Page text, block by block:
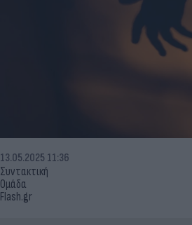
Συντακτική
Ομάδα
Flash.gr
13.05.2025 11:36